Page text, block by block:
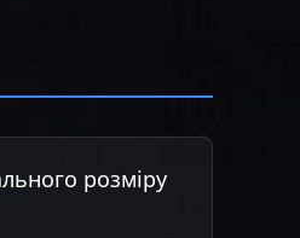
розміру